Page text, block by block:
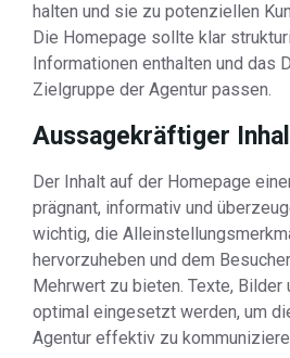
halten und sie zu potenziellen
Die Homepage sollte klar
Informationen enthalten und das
Zielgruppe der Agentur passen.
Aussagekräftiger
Der Inhalt auf der Homepage
prägnant, informativ und
wichtig, die
hervorzuheben und dem
Mehrwert zu bieten. Texte,
optimal eingesetzt werden, um
Agentur effektiv zu